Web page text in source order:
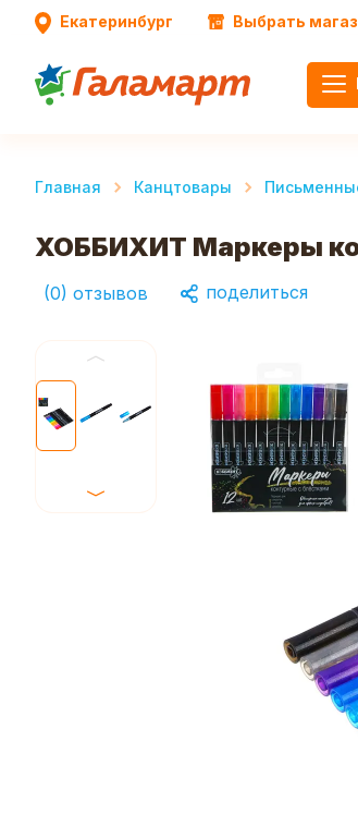
Екатеринбург Выбрать
Главная Канцтовары
ХОББИХИТ Маркеры
(0) отзывов поделиться